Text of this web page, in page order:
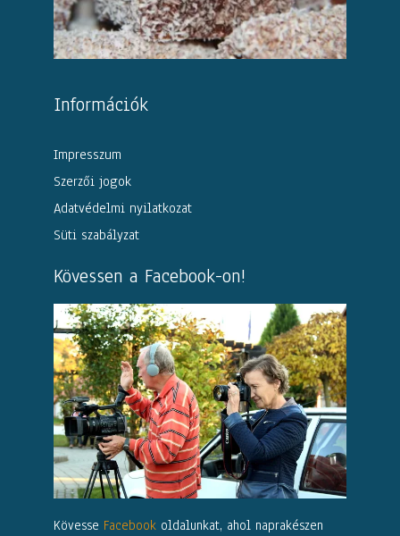
Információk
Impresszum
Szerzői jogok
Adatvédelmi nyilatkozat
Süti szabályzat
Kövessen a Facebook-on!
Kövesse Facebook oldalunkat, ahol naprakészen